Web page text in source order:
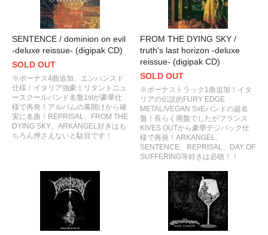
SENTENCE / dominion on evil
-deluxe reissue- (digipak CD)
SOLD OUT
※ボーナス4曲追加、エンハンスド
仕様！イタリア強豪ミリタントニュ
ースクールバンド名盤1stが豪華仕
様で再発！アルバムの幕開けから確
実に名曲！REPRISAL、FROM THE
DYING SKY、ARKANGEL好きはも
ちろん押さえないと駄目です！
FROM THE DYING SKY /
truth's last horizon -deluxe
reissue- (digipak CD)
SOLD OUT
※ボーナストラック1曲追加！イタ
リアの伝説的FURY EDGE
METAL/VEGAN SxEバンドの超名
盤！長らく廃盤でしたがフランス
KIVES OUTから豪華デジパック仕
様で再発！ARKANGEL、
SENTENCE、REPRISAL、DAY OF
SUFFERING等好きは必聴！！